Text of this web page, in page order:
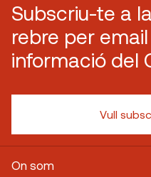
Subscriu-te a
rebre per
informació del
Vull
On som